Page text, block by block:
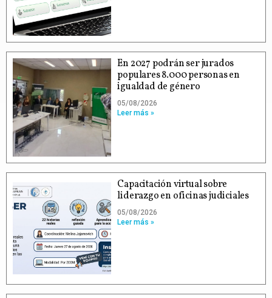
En 2027 podrán ser jurados
populares 8.000 personas en
igualdad de género
05/08/2026
Leer más »
Capacitación virtual sobre
liderazgo en oficinas judiciales
05/08/2026
Leer más »